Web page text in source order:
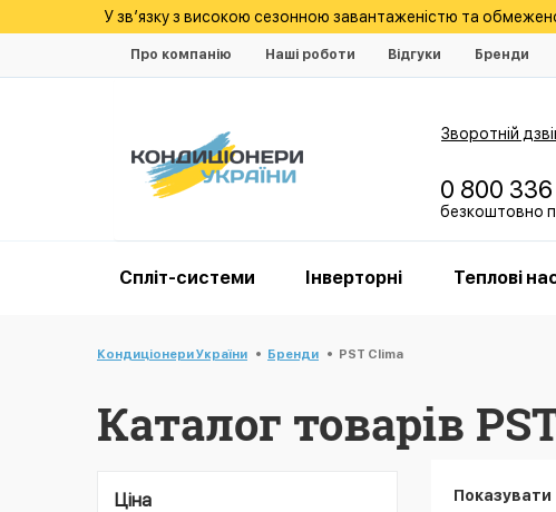
У зв’язку з високою сезонною завантаженістю та
Про компанію Наші роботи Відгуки Бренди
Зворотній
0 800 336
безкоштовно
Спліт-системи Інверторні Теплові
Кондиціонери України Бренди PST Clima
Каталог товарів
Ціна Показувати